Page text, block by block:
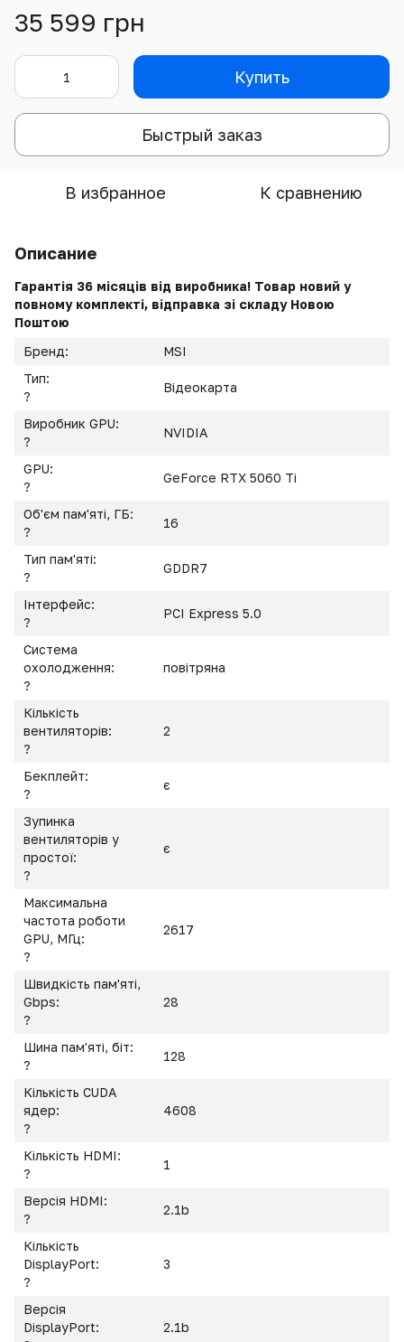
35 599 грн
Купить
Быстрый заказ
В избранное К сравнению
Описание
Гарантія 36 місяців від виробника! Товар новий у
повному комплекті, відправка зі складу Новою
Поштою
Бренд:
MSI
Тип:
?
Відеокарта
Виробник GPU:
?
NVIDIA
GPU:
?
GeForce RTX 5060 Ti
Об'єм пам'яті, ГБ:
?
16
Тип пам'яті:
?
GDDR7
Інтерфейс:
?
PCI Express 5.0
Система
охолодження:
?
повітряна
Кількість
вентиляторів:
?
2
Бекплейт:
?
є
Зупинка
вентиляторів у
простої:
?
є
Максимальна
частота роботи
GPU, МГц:
?
2617
Швидкість пам'яті,
Gbps:
?
28
Шина пам'яті, біт:
?
128
Кількість CUDA
ядер:
?
4608
Кількість HDMI:
?
1
Версія HDMI:
?
2.1b
Кількість
DisplayPort:
?
3
Версія
DisplayPort:
2.1b